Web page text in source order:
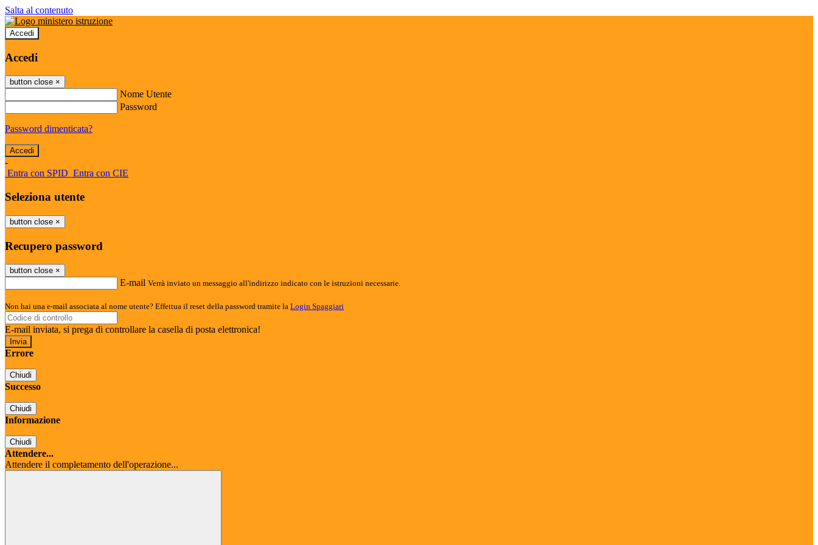
Salta al contenuto
Accedi
Accedi
button close ×
Nome Utente
Password
Password dimenticata?
-
Entra con SPID Entra con CIE
Seleziona utente
button close ×
Recupero password
button close ×
E-mail Verrà inviato un messaggio all'indirizzo indicato con le istruzioni necessarie.
Non hai una e-mail associata al nome utente? Effettua il reset della password tramite la Login Spaggiari
E-mail inviata, si prega di controllare la casella di posta elettronica!
Errore
Chiudi
Successo
Chiudi
Informazione
Chiudi
Attendere...
Attendere il completamento dell'operazione...